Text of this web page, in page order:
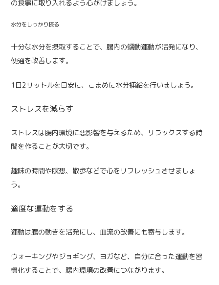
の食事に取り入れるよう心がけましょう。
水分をしっかり摂る
十分な水分を摂取することで、腸内の蠕動運動が活発になり、
便通を改善します。
1日2リットルを目安に、こまめに水分補給を行いましょう。
ストレスを減らす
ストレスは腸内環境に悪影響を与えるため、リラックスする時
間を作ることが大切です。
趣味の時間や瞑想、散歩などで心をリフレッシュさせましょ
う。
適度な運動をする
運動は腸の動きを活発にし、血流の改善にも寄与します。
ウォーキングやジョギング、ヨガなど、自分に合った運動を習
慣化することで、腸内環境の改善につながります。